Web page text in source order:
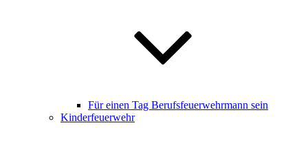
Für einen Tag Berufsfeuerwehrmann sein
Kinderfeuerwehr